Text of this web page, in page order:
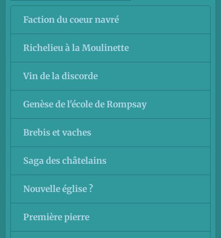
Faction du coeur navré
Richelieu à la Moulinette
Vin de la discorde
Genèse de l'école de Rompsay
Brebis et vaches
Saga des châtelains
Nouvelle église ?
Première pierre